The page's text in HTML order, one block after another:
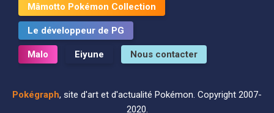
Mâmotto Pokémon Collection
Le développeur de PG
Malo Eiyune Nous contacter
Pokégraph, site d'art et d'actualité Pokémon. Copyright 2007-
2020.